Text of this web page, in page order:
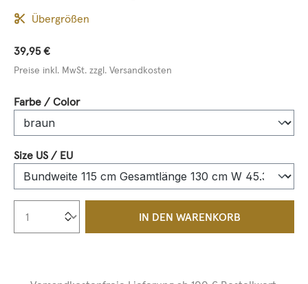
Übergrößen
39,95 €
Preise inkl. MwSt. zzgl. Versandkosten
Farbe / Colorauswählen
Size US / EUauswählen
Produkt Anzahl: Gib den
IN DEN WARENKORB